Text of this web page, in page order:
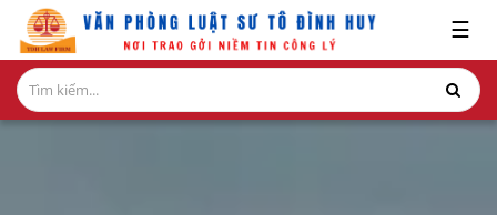
GIỚI
THIỆU
☰